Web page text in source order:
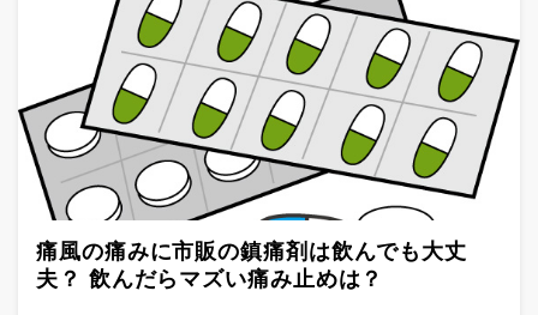
痛風の痛みに市販の鎮痛剤は飲んでも大丈
夫？ 飲んだらマズい痛み止めは？